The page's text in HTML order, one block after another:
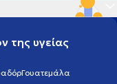
της υγείας
Γουατεμάλα